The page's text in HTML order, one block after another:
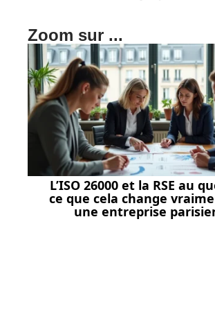
Zoom sur ...
L’ISO 26000 et la RSE au
ce que cela change
une entreprise